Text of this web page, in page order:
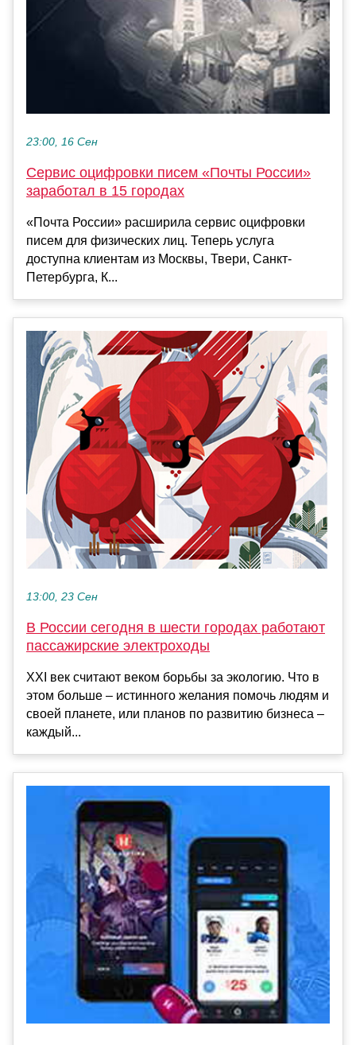
23:00, 16 Сен
Сервис оцифровки писем «Почты России»
заработал в 15 городах
«Почта России» расширила сервис оцифровки
писем для физических лиц. Теперь услуга
доступна клиентам из Москвы, Твери, Санкт-
Петербурга, К...
13:00, 23 Сен
В России сегодня в шести городах работают
пассажирские электроходы
XXI век считают веком борьбы за экологию. Что в
этом больше – истинного желания помочь людям и
своей планете, или планов по развитию бизнеса –
каждый...